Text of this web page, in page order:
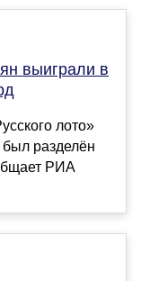
выиграли в
лото»
разделён
РИА